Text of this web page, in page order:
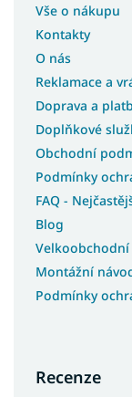
Vše o nákupu
Kontakty
O nás
Reklamace a
Doprava a
Doplňkové
Obchodní
Podmínky
FAQ -
Blog
Montážní
Podmínky
Recenze